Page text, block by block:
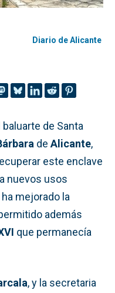
Diario de Alicante
de Santa
de Alicante,
este enclave
nuevos usos
mejorado la
además
que permanecía
, y la secretaria